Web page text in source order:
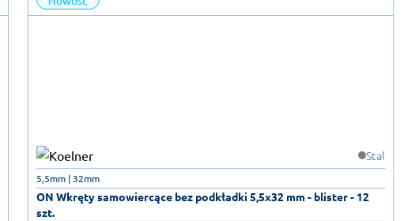
Stal
ON Wkręty samowiercące bez podkładki 5,5x32 mm - blister - 12
szt.
5,5mm | 32mm